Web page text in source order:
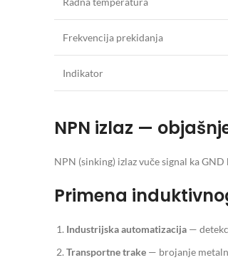
Frekvencija prekidanja
Indikator
NPN izlaz —
NPN (sinking) izlaz vuče signal ka
Primena
Industrijska automatizacija —
Transportne trake — brojanje